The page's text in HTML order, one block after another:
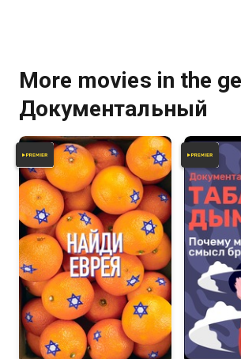
More movies in the
Документальный